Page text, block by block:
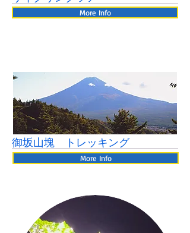
More Info
御坂山塊 トレッキング
More Info